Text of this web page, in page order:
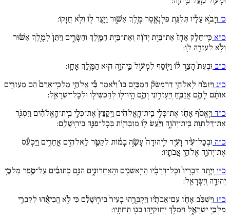
כ׳ וַיָּבֹ֣א עָלָ֔יו תִּלְּגַּ֥ת פִּלְנְאֶ֖סֶר מֶ֣לֶךְ אַשּׁ֑וּר וַיָּ֥צַר ל֖וֹ וְלֹ֥א חֲזָקֽוֹ:
כ״א כִּֽי־חָלַ֚ק אָחָז֙ אֶת־בֵּ֣ית יְהֹוָ֔ה וְאֶת־בֵּ֥ית הַמֶּ֖לֶךְ וְהַשָּׂרִ֑ים וַיִּתֵּן֙ לְמֶ֣לֶךְ אַשּׁ֔וּר
וְלֹ֥א לְעֶזְרָ֖ה לֽוֹ:
כ״ב וּבְעֵת֙ הָצֵ֣ר ל֔וֹ וַיּ֖וֹסֶף לִמְע֣וֹל בַּֽיהֹוָ֑ה ה֖וּא הַמֶּ֥לֶךְ אָחָֽז:
כ״ג וַיִּזְבַּ֗ח לֵֽאלֹהֵ֣י דַרְמֶשֶׂק֘ הַמַּכִּ֣ים בּוֹ֒ וַיֹּ֗אמֶר כִּ֠י אֱלֹהֵ֚י מַלְכֵֽי־אֲרָם֙ הֵם מַעְזְרִ֣ים
אוֹתָ֔ם לָהֶ֥ם אֲזַבֵּ֖חַ וְיַעְזְר֑וּנִי וְהֵ֛ם הָֽיוּ־ל֥וֹ לְהַכְשִׁיל֖וֹ וּלְכָל־יִשְׂרָאֵֽל:
כ״ד וַיֶּֽאֱסֹ֨ף אָחָ֜ז אֶת־כְּלֵ֣י בֵֽית־הָֽאֱלֹהִ֗ים וַיְקַצֵּץ֙ אֶת־כְּלֵ֣י בֵֽית־הָֽאֱלֹהִ֔ים וַיִּסְגֹּ֖ר
אֶת־דַּלְת֣וֹת בֵּֽית־יְהֹוָ֑ה וַיַּ֨עַשׂ ל֧וֹ מִזְבְּח֛וֹת בְּכָל־פִּנָּ֖ה בִּירֽוּשָׁלִָֽם:
כ״ה וּבְכָל־עִ֨יר וָעִ֚יר לִֽיהוּדָה֙ עָשָׂ֣ה בָמ֔וֹת לְקַטֵּ֖ר לֵֽאלֹהִ֣ים אֲחֵרִ֑ים וַיַּכְעֵ֕ס
אֶת־יְהֹוָ֖ה אֱלֹהֵ֥י אֲבֹתָֽיו:
כ״ו וְיֶ֚תֶר דְּבָרָיו֙ וְכָל־דְּרָכָ֔יו הָרִֽאשֹׁנִ֖ים וְהָאַֽחֲרוֹנִ֑ים הִנָּ֣ם כְּתוּבִ֔ים עַל־סֵ֛פֶר מַלְכֵ֥י
יְהוּדָ֖ה וְיִשְׂרָאֵֽל:
כ״ז וַיִּשְׁכַּ֨ב אָחָ֜ז עִם־אֲבֹתָ֗יו וַיִקְבְּרֻ֚הוּ בָעִיר֙ בִּיר֣וּשָׁלִַ֔ם כִּי לֹ֣א הֱבִיאֻ֔הוּ לְקִבְרֵ֖י
מַלְכֵ֣י יִשְׂרָאֵ֑ל וַיִּמְלֹ֛ךְ יְחִזְקִיָּ֥הוּ בְנ֖וֹ תַּחְתָּֽיו: